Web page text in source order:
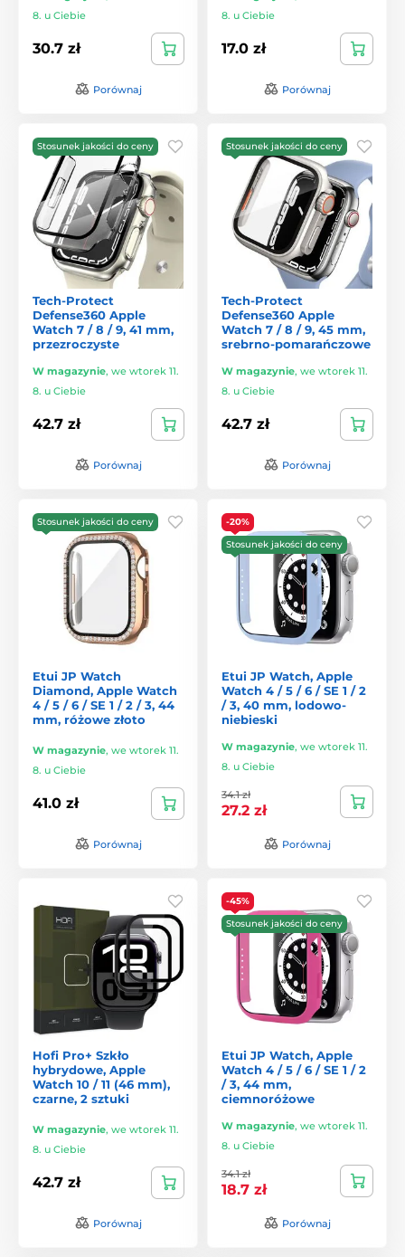
8. u Ciebie
30.7 zł
Porównaj
8. u Ciebie
17.0 zł
Porównaj
Stosunek jakości do ceny
Tech-Protect
Defense360 Apple
Watch 7 / 8 / 9, 41 mm,
przezroczyste
W magazynie, we wtorek 11.
8. u Ciebie
42.7 zł
Porównaj
Stosunek jakości do ceny
Tech-Protect
Defense360 Apple
Watch 7 / 8 / 9, 45 mm,
srebrno-pomarańczowe
W magazynie, we wtorek 11.
8. u Ciebie
42.7 zł
Porównaj
Stosunek jakości do ceny
Etui JP Watch
Diamond, Apple Watch
4 / 5 / 6 / SE 1 / 2 / 3, 44
mm, różowe złoto
W magazynie, we wtorek 11.
8. u Ciebie
41.0 zł
Porównaj
-20%
Stosunek jakości do ceny
Etui JP Watch, Apple
Watch 4 / 5 / 6 / SE 1 / 2
/ 3, 40 mm, lodowo-
niebieski
W magazynie, we wtorek 11.
8. u Ciebie
34.1 zł
27.2 zł
Porównaj
Hofi Pro+ Szkło
hybrydowe, Apple
Watch 10 / 11 (46 mm),
czarne, 2 sztuki
W magazynie, we wtorek 11.
8. u Ciebie
42.7 zł
Porównaj
-45%
Stosunek jakości do ceny
Etui JP Watch, Apple
Watch 4 / 5 / 6 / SE 1 / 2
/ 3, 44 mm,
ciemnoróżowe
W magazynie, we wtorek 11.
8. u Ciebie
34.1 zł
18.7 zł
Porównaj